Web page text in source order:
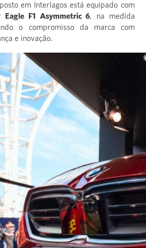
em Interlagos está equipado com
Eagle F1 Asymmetric 6, na medida
o compromisso da marca com
e inovação.